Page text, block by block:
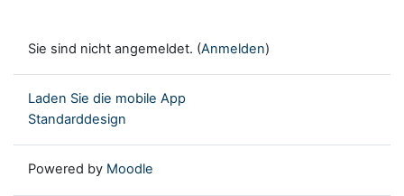
Sie sind nicht angemeldet. (Anmelden)
Laden Sie die mobile App
Standarddesign
Powered by Moodle